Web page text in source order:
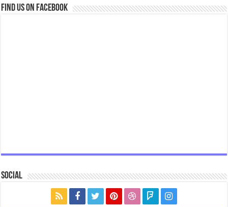
Find us on Facebook
Social